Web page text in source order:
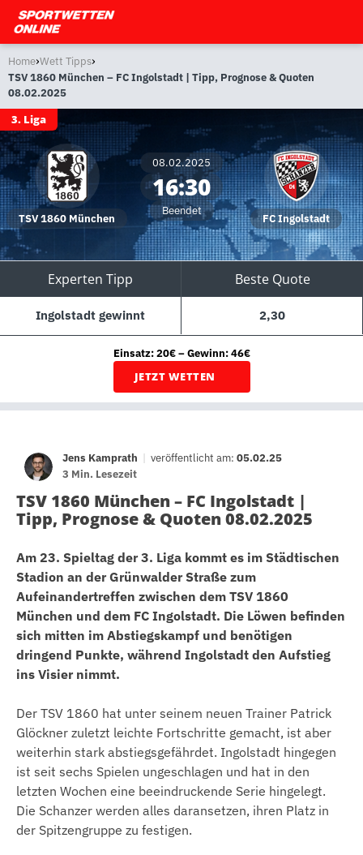
Home›Wett Tipps›
TSV 1860 München – FC Ingolstadt | Tipp, Prognose & Quoten
08.02.2025
3. Liga
TSV 1860 München
08.02.2025
16:30
Beendet
FC Ingolstadt
Experten Tipp Beste Quote
Ingolstadt gewinnt 2,30
Einsatz: 20€ – Gewinn: 46€
JETZT WETTEN
Jens Kamprath | veröffentlicht am: 05.02.25
3 Min. Lesezeit
TSV 1860 München – FC Ingolstadt |
Tipp, Prognose & Quoten 08.02.2025
Am 23. Spieltag der 3. Liga kommt es im Städtischen
Stadion an der Grünwalder Straße zum
Aufeinandertreffen zwischen dem TSV 1860
München und dem FC Ingolstadt. Die Löwen befinden
sich mitten im Abstiegskampf und benötigen
dringend Punkte, während Ingolstadt den Aufstieg
ins Visier nimmt.
Der TSV 1860 hat unter seinem neuen Trainer Patrick
Glöckner zuletzt leichte Fortschritte gemacht, ist aber
weiterhin stark abstiegsgefährdet. Ingolstadt hingegen
ist seit sechs Spielen ungeschlagen und hat in den
letzten Wochen eine beeindruckende Serie hingelegt.
Die Schanzer werden alles daransetzen, ihren Platz in
der Spitzengruppe zu festigen.